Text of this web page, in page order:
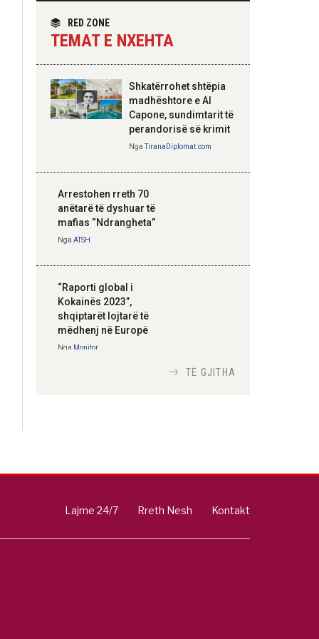
dypalësh
Hoxha takim me
zyrtarë të lartë të
DASH: Angazhim i
përbashkët për
strategjik
RED ZONE
TEMAT E NXEHTA
Shkatërrohet shtëpia
madhështore e Al
Capone, sundimtarit të
perandorisë së krimit
NgaTiranaDiplomat.com
Arrestohen rreth 70
anëtarë të dyshuar të
mafias “Ndrangheta”
Nga ATSH
“Raporti global i
Kokainës 2023”,
shqiptarët lojtarë të
mëdhenj në Europë
Nga Monitor
inteligjente izraelite
TË GJITHA
Lajme 24/7 Rreth Nesh Kontakt